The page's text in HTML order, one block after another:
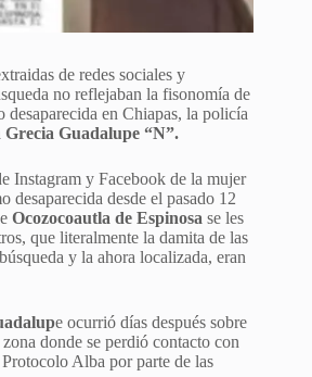
de redes sociales y
no reflejaban la fisonomía de
desaparecida en Chiapas, la policía
Grecia Guadalupe “N”.
Instagram y Facebook de la mujer
desaparecida desde el pasado 12
Ocozocoautla de Espinosa se les
que literalmente la damita de las
y la ahora localizada, eran
e ocurrió días después sobre
donde se perdió contacto con
Alba por parte de las